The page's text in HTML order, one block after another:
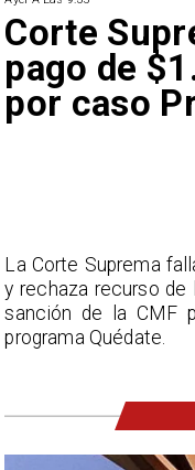
Corte
pago de
por caso
La Corte Suprema
y rechaza recurso de
sanción de la CMF
programa Quédate.